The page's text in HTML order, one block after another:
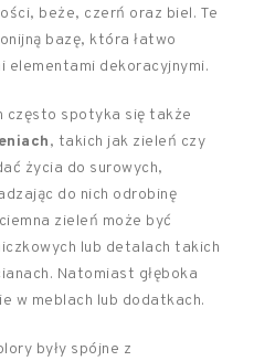
beże, czerń oraz biel. Te
bazę, która łatwo
elementami dekoracyjnymi.
często spotyka się także
, takich jak zieleń czy
życia do surowych,
do nich odrobinę
zieleń może być
lub detalach takich
Natomiast głęboka
w meblach lub dodatkach.
były spójne z